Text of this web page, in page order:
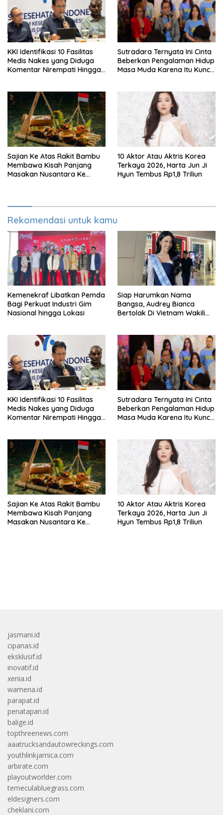
KKI Identifikasi 10 Fasilitas
Medis Nakes yang Diduga
Komentar Nirempati Hingga
Sutradara Ternyata Ini Cinta
Beberkan Pengalaman Hidup
Masa Muda Karena Itu Kunci
Sajian Ke Atas Rakit Bambu
Membawa Kisah Panjang
Masakan Nusantara Ke
10 Aktor Atau Aktris Korea
Terkaya 2026, Harta Jun Ji
Hyun Tembus Rp1,8 Triliun
Rekomendasi untuk kamu
Kemenekraf Libatkan Pemda
Bagi Perkuat Industri Gim
Nasional hingga Lokasi
Siap Harumkan Nama
Bangsa, Audrey Bianca
Bertolak Di Vietnam Wakili
KKI Identifikasi 10 Fasilitas
Medis Nakes yang Diduga
Komentar Nirempati Hingga
Sutradara Ternyata Ini Cinta
Beberkan Pengalaman Hidup
Masa Muda Karena Itu Kunci
Sajian Ke Atas Rakit Bambu
Membawa Kisah Panjang
Masakan Nusantara Ke
10 Aktor Atau Aktris Korea
Terkaya 2026, Harta Jun Ji
Hyun Tembus Rp1,8 Triliun
jasmani.id
cipanas.id
eksklusif.id
inovatif.id
xenia.id
wamena.id
parapat.id
penatapan.id
balige.id
topthreenews.com
aaatrucksandautowreckings.com
youthlinkjamica.com
arbirate.com
playoutworlder.com
temeculabluegrass.com
eldesigners.com
cheklani.com